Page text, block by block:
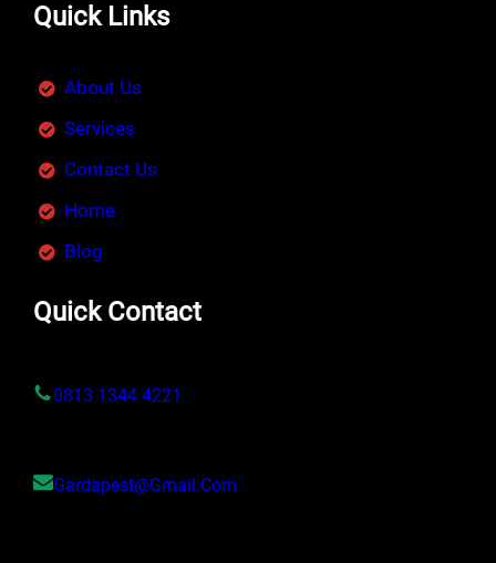
Quick Links
About Us
Services
Contact Us
Home
Blog
Quick Contact
0813 1344 4221
Gardapest@gmail.com